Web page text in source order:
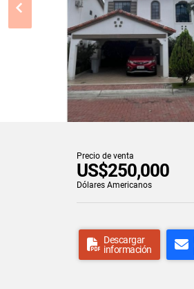
Precio de venta
US$250,000
Dólares Americanos
Descargar
información